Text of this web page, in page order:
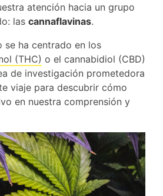
atención hacia un grupo
las cannaflavinas.
ha centrado en los
(THC) o el cannabidiol (CBD)
de investigación prometedora
viaje para descubrir cómo
en nuestra comprensión y